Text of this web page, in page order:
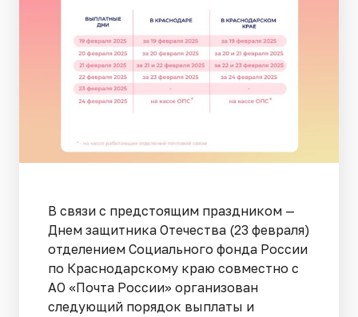
В связи с предстоящим праздником —
Днем защитника Отечества (23 февраля)
отделением Социального фонда России
по Краснодарскому краю совместно с
АО «Почта России» организован
следующий порядок выплаты и